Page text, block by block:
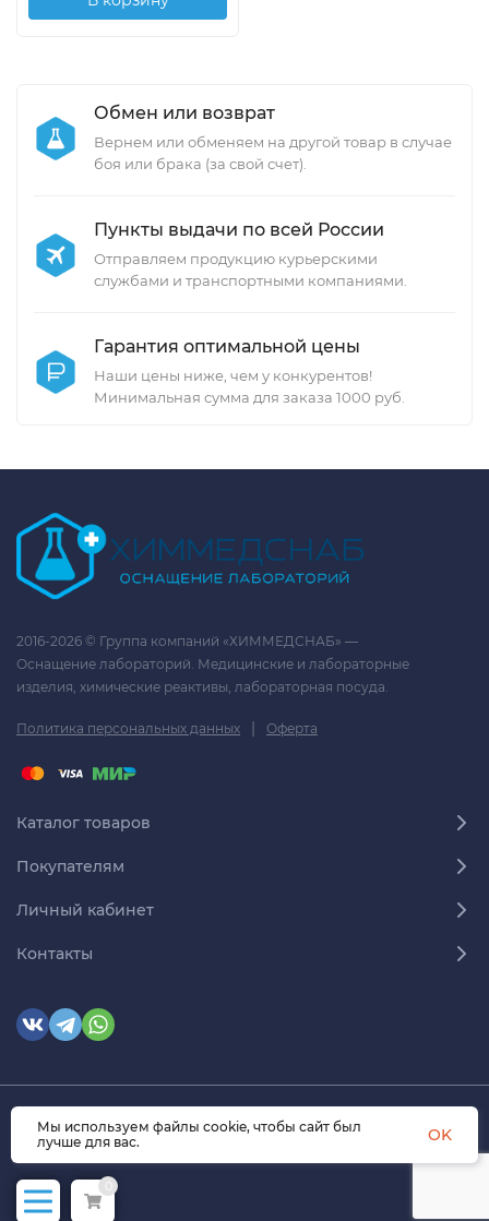
Обмен или возврат
Вернем или обменяем на другой товар в случае
боя или брака (за свой счет).
Пункты выдачи по всей России
Отправляем продукцию курьерскими
службами и транспортными компаниями.
Гарантия оптимальной цены
Наши цены ниже, чем у конкурентов!
Минимальная сумма для заказа 1000 руб.
2016-2026 © Группа компаний «ХИММЕДСНАБ» —
Оснащение лабораторий. Медицинские и лабораторные
изделия, химические реактивы, лабораторная посуда.
Политика персональных данных | Оферта
Каталог товаров
Покупателям
Личный кабинет
Контакты
© 2026 himmedsnab.ru. Все права защищены
Мы используем файлы cookie, чтобы сайт был
лучше для вас.
OK